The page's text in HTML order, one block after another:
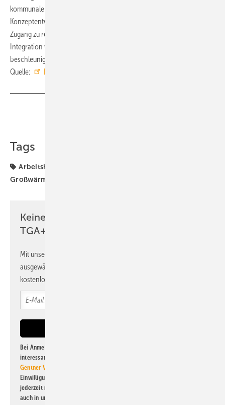
kommunale Entscheider und Energieberater, die in der
Konzeptentwicklung und Projektumsetzung tätig sind. Ziel ist es, den
Zugang zu relevanten Informationen zu erleichtern und so die
Integration von Großwärmepumpen in konkrete Projekte zu
beschleunigen. ■
Quelle:
Tags
Arbeitshilfe
Großwärmepumpen
Keine Zeit? Kein Problem mit dem
TGA+E Newsletter!
Mit unserem Newsletter erhalten Sie regelmäßig von uns
ausgewählte Informationen und Neuigkeiten, gebündelt und
kostenlos direkt ins Postfach.
Bei Anmeldung zu diesem Newsletter bin ich damit einverstanden, über
interessante Verlags- und Online-Angebote
Gentner Verlag GmbH & Co. KG
Einwilligung kann ich jederzeit widerrufen und eine Abmeldung ist
jederzeit möglich. Informationen zum Umgang mit Daten finden Sie
auch in unserer